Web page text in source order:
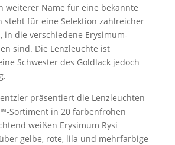
weiterer Name für eine bekannte
steht für eine Selektion zahlreicher
in die verschiedene Erysimum-
sind. Die Lenzleuchte ist
Schwester des Goldlack jedoch
präsentiert die Lenzleuchten
Sortiment in 20 farbenfrohen
weißen Erysimum Rysi
gelbe, rote, lila und mehrfarbige